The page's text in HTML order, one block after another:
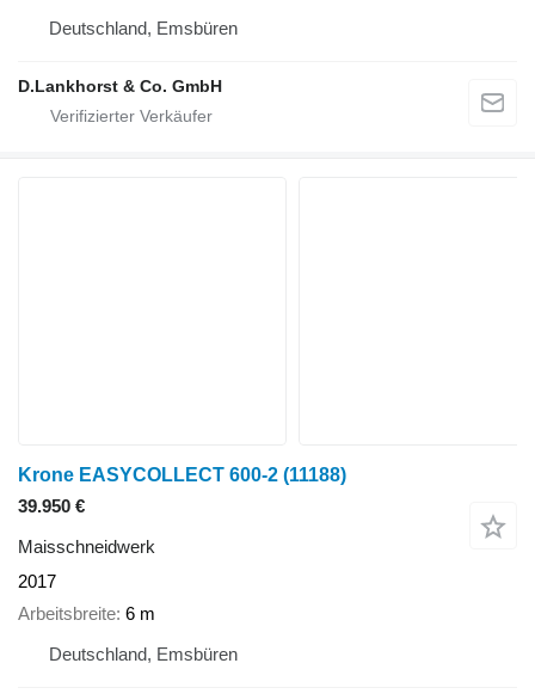
Deutschland, Emsbüren
D.Lankhorst & Co. GmbH
Krone EASYCOLLECT 600-2 (11188)
39.950 €
Maisschneidwerk
2017
Arbeitsbreite 6 m
Deutschland, Emsbüren